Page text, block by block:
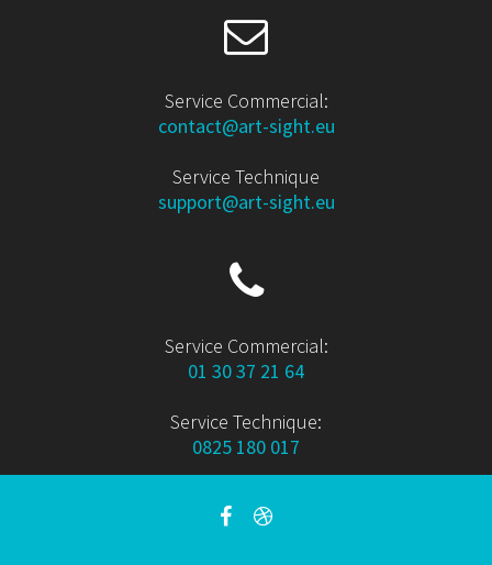
Service Commercial:
contact@art-sight.eu
Service Technique
support@art-sight.eu
Service Commercial:
01 30 37 21 64
Service Technique:
0825 180 017